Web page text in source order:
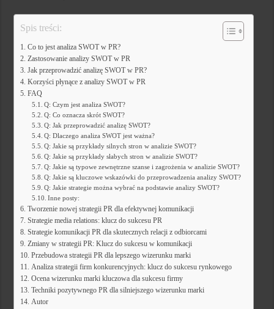
Spis treści:
Co to jest analiza SWOT w PR?
Zastosowanie analizy SWOT w PR
Jak przeprowadzić analizę SWOT w PR?
Korzyści płynące z analizy SWOT w PR
FAQ
Q: Czym jest analiza SWOT?
Q: Co oznacza skrót SWOT?
Q: Jak przeprowadzić analizę SWOT?
Q: Dlaczego analiza SWOT jest ważna?
Q: Jakie są przykłady silnych stron w analizie SWOT?
Q: Jakie są przykłady słabych stron w analizie SWOT?
Q: Jakie są typowe zewnętrzne szanse i zagrożenia w analizie SWOT?
Q: Jakie są kluczowe wskazówki do przeprowadzenia analizy SWOT?
Q: Jakie strategie można wybrać na podstawie analizy SWOT?
Inne posty:
Tworzenie nowej strategii PR dla efektywnej komunikacji
Strategie media relations: klucz do sukcesu PR
Strategie komunikacji PR dla skutecznych relacji z odbiorcami
Zmiany w strategii PR: Klucz do sukcesu w komunikacji
Przebudowa strategii PR dla lepszego wizerunku marki
Analiza strategii firm konkurencyjnych: klucz do sukcesu rynkowego
Ocena wizerunku marki kluczowa dla sukcesu firmy
Techniki pozytywnego PR dla silniejszego wizerunku marki
Autor